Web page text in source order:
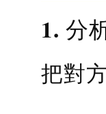
1. 分
把對